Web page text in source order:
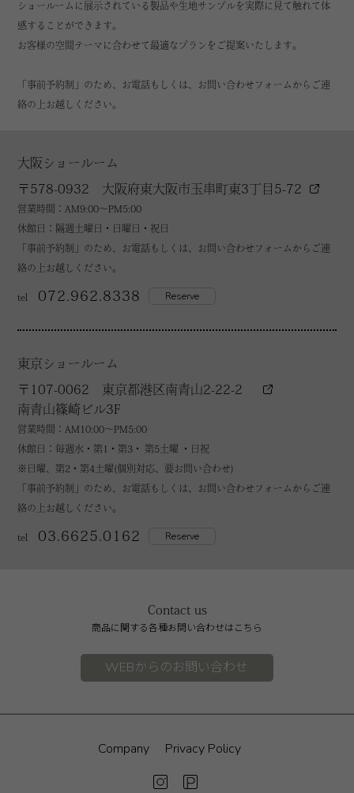
ショールームに展示されている製品や生地サンプルを実際に見て触れて体
感することができます。
お客様の空間テーマに合わせて最適なプランをご提案いたします。
「事前予約制」のため、お電話もしくは、お問い合わせフォームからご連
絡の上お越しください。
大阪ショールーム
〒578-0932 大阪府東大阪市玉串町東3丁目5-72
営業時間：AM9:00～PM5:00
休館日：隔週土曜日・日曜日・祝日
「事前予約制」のため、お電話もしくは、お問い合わせフォームからご連
絡の上お越しください。
tel 072.962.8338 Reserve
東京ショールーム
〒107-0062 東京都港区南青山2-22-2
南青山篠崎ビル3F
営業時間：AM10:00～PM5:00
休館日：毎週水・第1・第3・ 第5土曜 ・日祝
※日曜、第2・第4土曜(個別対応、要お問い合わせ)
「事前予約制」のため、お電話もしくは、お問い合わせフォームからご連
絡の上お越しください。
tel 03.6625.0162 Reserve
Contact us
商品に関する各種お問い合わせはこちら
WEBからのお問い合わせ
Company Privacy Policy